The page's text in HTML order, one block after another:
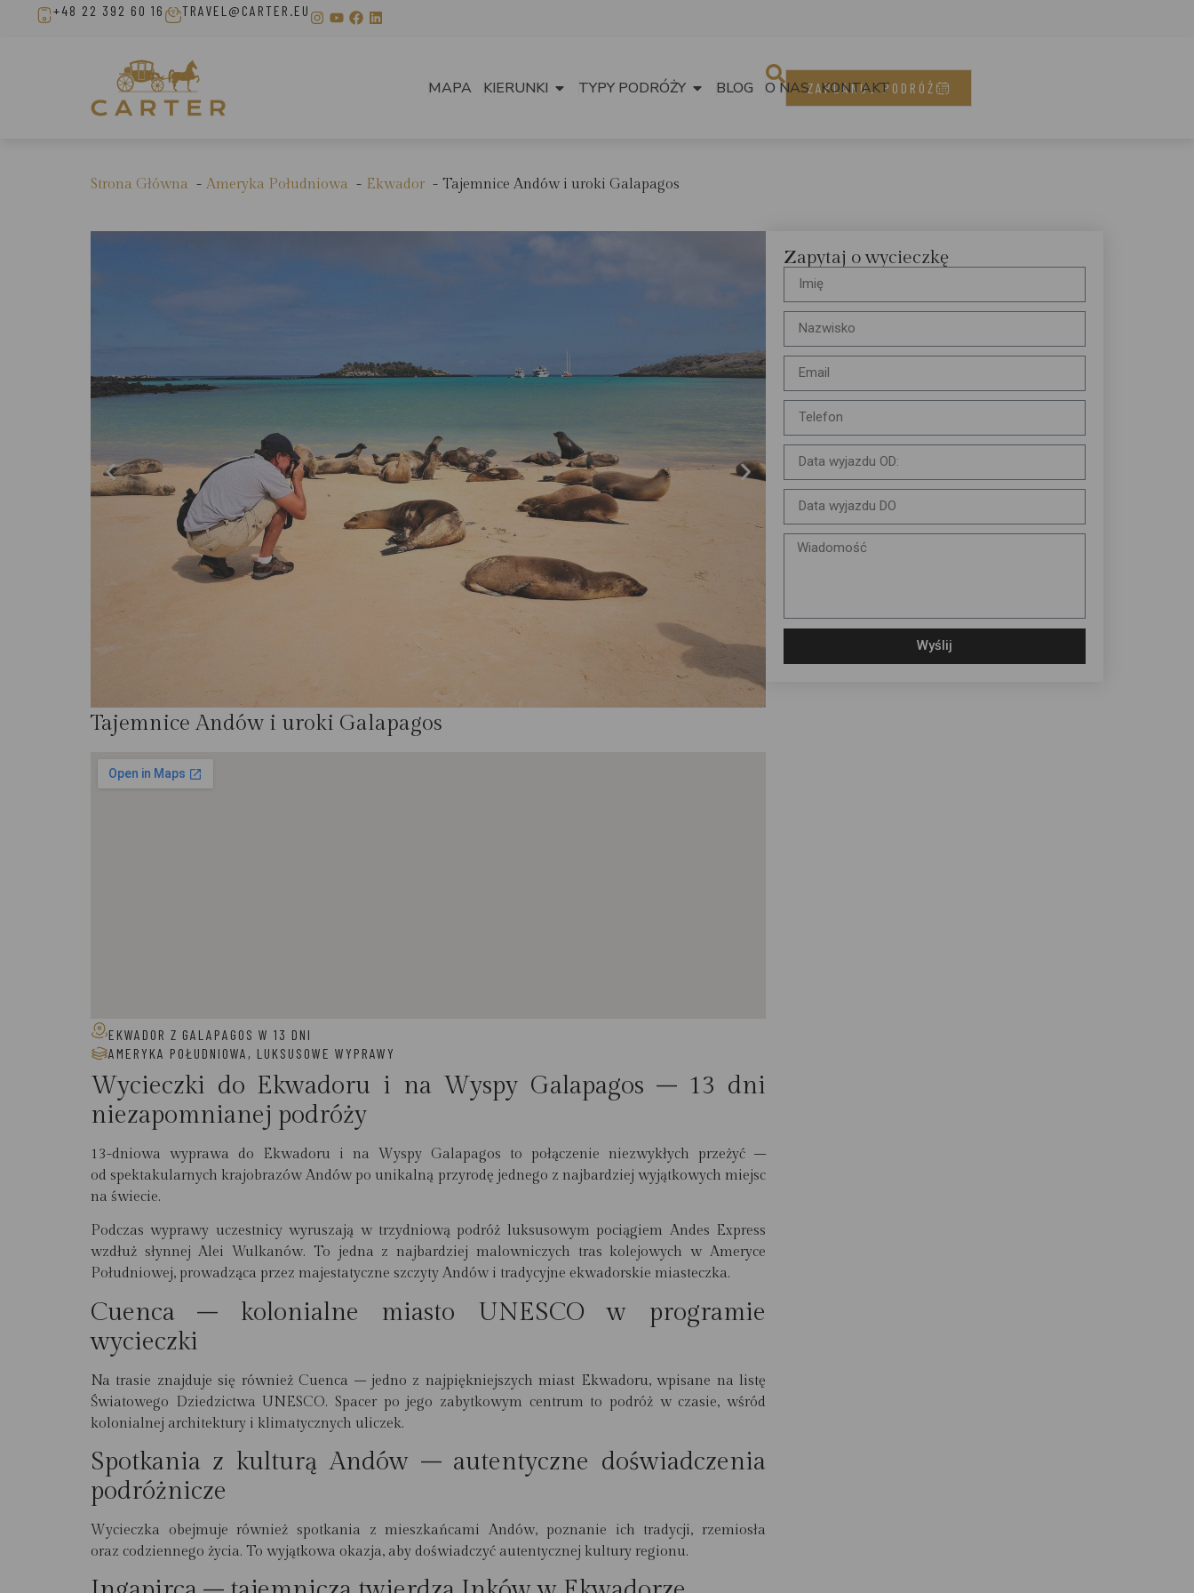
+48 22 392 60 16 TRAVEL@CARTER.EU
MAPA KIERUNKI TYPY PODRÓŻY BLOG O NAS KONTAKT
ZAPLANUJ PODRÓŻ
Strona Główna Ameryka Południowa Ekwador Tajemnice Andów i uroki Galapagos
Tajemnice Andów i uroki Galapagos
EKWADOR Z GALAPAGOS W 13 DNI
AMERYKA POŁUDNIOWA , LUKSUSOWE WYPRAWY
Wycieczki do Ekwadoru i na Wyspy Galapagos – 13 dni
niezapomnianej podróży
13-dniowa wyprawa do Ekwadoru i na Wyspy Galapagos to połączenie niezwykłych przeżyć –
od spektakularnych krajobrazów Andów po unikalną przyrodę jednego z najbardziej wyjątkowych miejsc
na świecie.
Podczas wyprawy uczestnicy wyruszają w trzydniową podróż luksusowym pociągiem Andes Express
wzdłuż słynnej Alei Wulkanów. To jedna z najbardziej malowniczych tras kolejowych w Ameryce
Południowej, prowadząca przez majestatyczne szczyty Andów i tradycyjne ekwadorskie miasteczka.
Cuenca – kolonialne miasto UNESCO w programie
wycieczki
Na trasie znajduje się również Cuenca – jedno z najpiękniejszych miast Ekwadoru, wpisane na listę
Światowego Dziedzictwa UNESCO. Spacer po jego zabytkowym centrum to podróż w czasie, wśród
kolonialnej architektury i klimatycznych uliczek.
Spotkania z kulturą Andów – autentyczne doświadczenia
podróżnicze
Wycieczka obejmuje również spotkania z mieszkańcami Andów, poznanie ich tradycji, rzemiosła
oraz codziennego życia. To wyjątkowa okazja, aby doświadczyć autentycznej kultury regionu.
Zapytaj o wycieczkę
Wyślij